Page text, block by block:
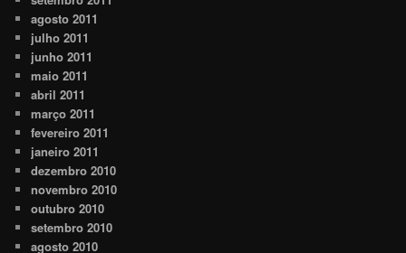
agosto 2011
julho 2011
junho 2011
maio 2011
abril 2011
março 2011
fevereiro 2011
janeiro 2011
dezembro 2010
novembro 2010
outubro 2010
setembro 2010
agosto 2010